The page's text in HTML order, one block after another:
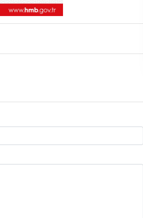
Gölgelerin anlamı!
İbrahim ÖGE